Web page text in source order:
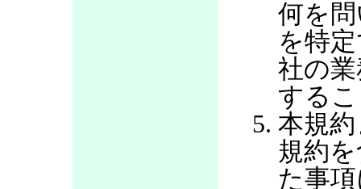
何を
を特
社の
する
本規
規約
た事